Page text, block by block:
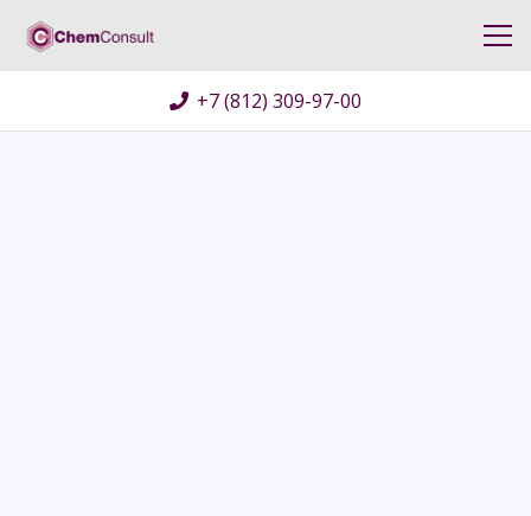
+7 (812) 309-97-00